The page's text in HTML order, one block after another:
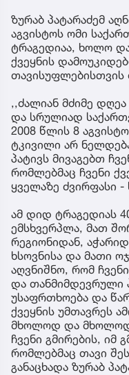
ზურაბ პატარაძემ
აგვისტოს ომი
ტრაგედიაა, ხოლო
ქვეყნის
,,ძალიან მძიმე
და სრულიად
2008 წლის 8
ტკივილი არ
პატივს მივაგებთ
რომლებმაც ჩვენი
ყველაზე ძვირფასი
ამ დიდ ტრაგედიას
ემსხვერპლა, მათ
რეგიონიდან,
ხსოვნისა და მათი
აღვნიშნო, რომ
და თანმიმდევრული
უსაფრთხოება და
ქვეყნის უმთავრეს
მხოლოდ და მხოლოდ
ჩვენი გმირების, იმ
რომლებმაც თავი
განაცხადა ზურაბ